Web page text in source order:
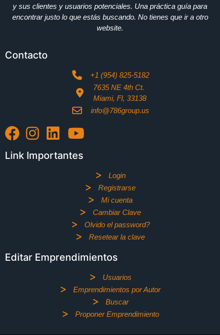
y sus clientes y usuarios potenciales. Una práctica guía para
encontrar justo lo que estás buscando. No tienes que ir a otro
website.
Contacto
+1 (954) 825-5182
7635 NE 4th Ct.
Miami, Fl, 33138
info@786group.us
Link Importantes
Login
Registrarse
Mi cuenta
Cambiar Clave
Olvido el password?
Resetear la clave
Editar Emprendimientos
Usuarios
Emprendimientos por Autor
Buscar
Proponer Emprendimiento